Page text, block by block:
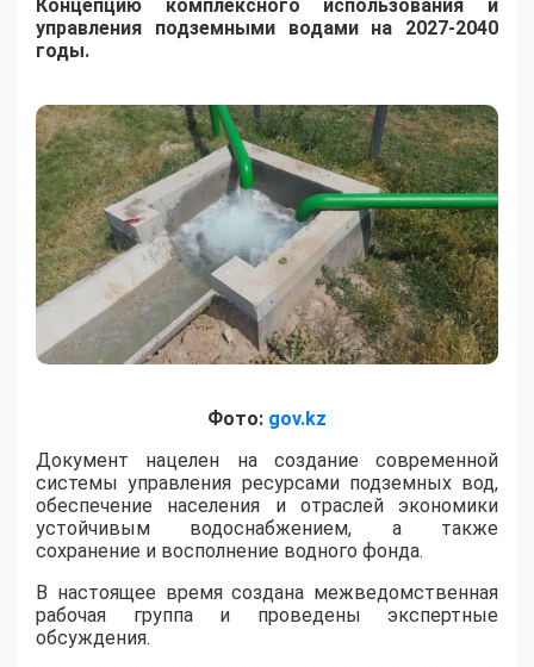
Концепцию комплексного использования и
управления подземными водами на 2027-2040
годы.
Фото: gov.kz
​Документ нацелен на создание современной
системы управления ресурсами подземных вод,
обеспечение населения и отраслей экономики
устойчивым водоснабжением, а также
сохранение и восполнение водного фонда.
В настоящее время создана межведомственная
рабочая группа и проведены экспертные
обсуждения.